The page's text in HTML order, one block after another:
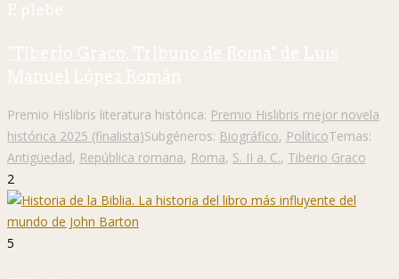
P. plebe
"Tiberio Graco. Tribuno de Roma" de Luis
Manuel López Román
Premio Hislibris literatura histórica: Premio Hislibris mejor novela
histórica 2025 (finalista)Subgéneros: Biográfico, PolíticoTemas:
Antigüedad, República romana, Roma, S. II a. C., Tiberio Graco
2
5